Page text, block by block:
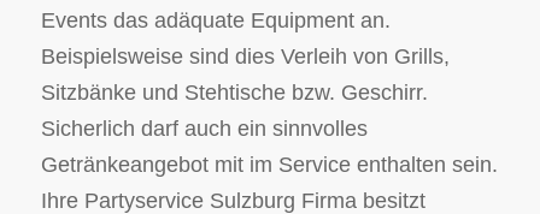
Events das adäquate Equipment an.
Beispielsweise sind dies Verleih von Grills,
Sitzbänke und Stehtische bzw. Geschirr.
Sicherlich darf auch ein sinnvolles
Getränkeangebot mit im Service enthalten sein.
Ihre Partyservice Sulzburg Firma besitzt